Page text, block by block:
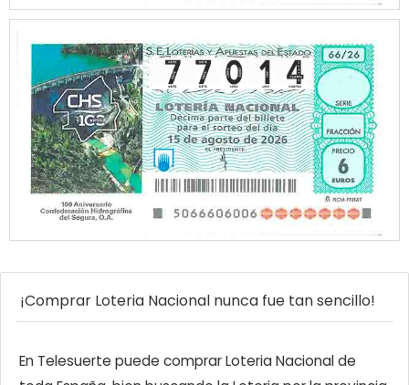
¡Comprar Loteria Nacional nunca fue tan sencillo!
En Telesuerte puede comprar Loteria Nacional de